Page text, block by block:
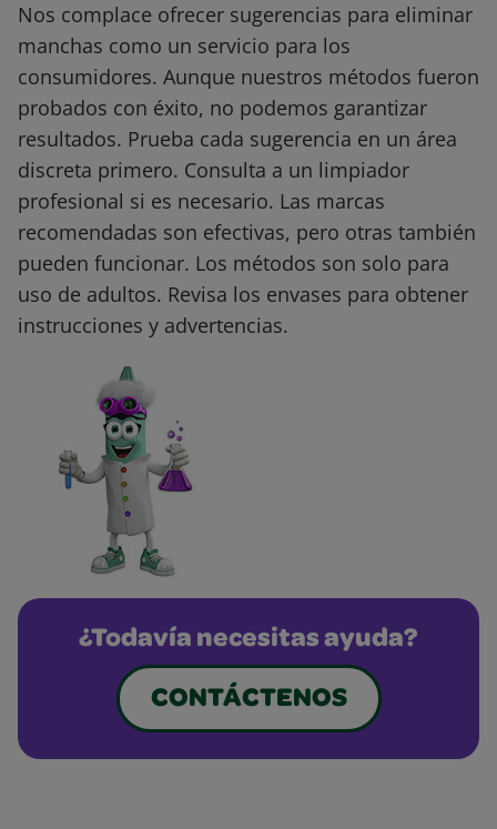
Nos complace ofrecer sugerencias para eliminar
manchas como un servicio para los
consumidores. Aunque nuestros métodos fueron
probados con éxito, no podemos garantizar
resultados. Prueba cada sugerencia en un área
discreta primero. Consulta a un limpiador
profesional si es necesario. Las marcas
recomendadas son efectivas, pero otras también
pueden funcionar. Los métodos son solo para
uso de adultos. Revisa los envases para obtener
instrucciones y advertencias.
¿Todavía necesitas ayuda?
CONTÁCTENOS